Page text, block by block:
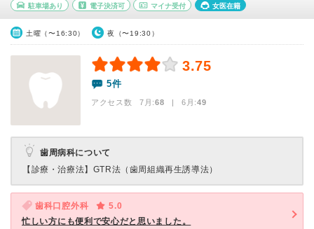
駐車場あり 電子決済可 マイナ受付 女医在籍
土曜（〜16:30） 夜（〜19:30）
3.75
5件
アクセス数 7月:68 | 6月:49
歯周病科について
【診療・治療法】 GTR法（歯周組織再生誘導法）
歯科口腔外科
5.0
忙しい方にも便利で安心だと思いました。